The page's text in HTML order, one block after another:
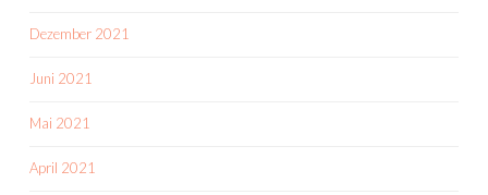
Dezember 2021
Juni 2021
Mai 2021
April 2021